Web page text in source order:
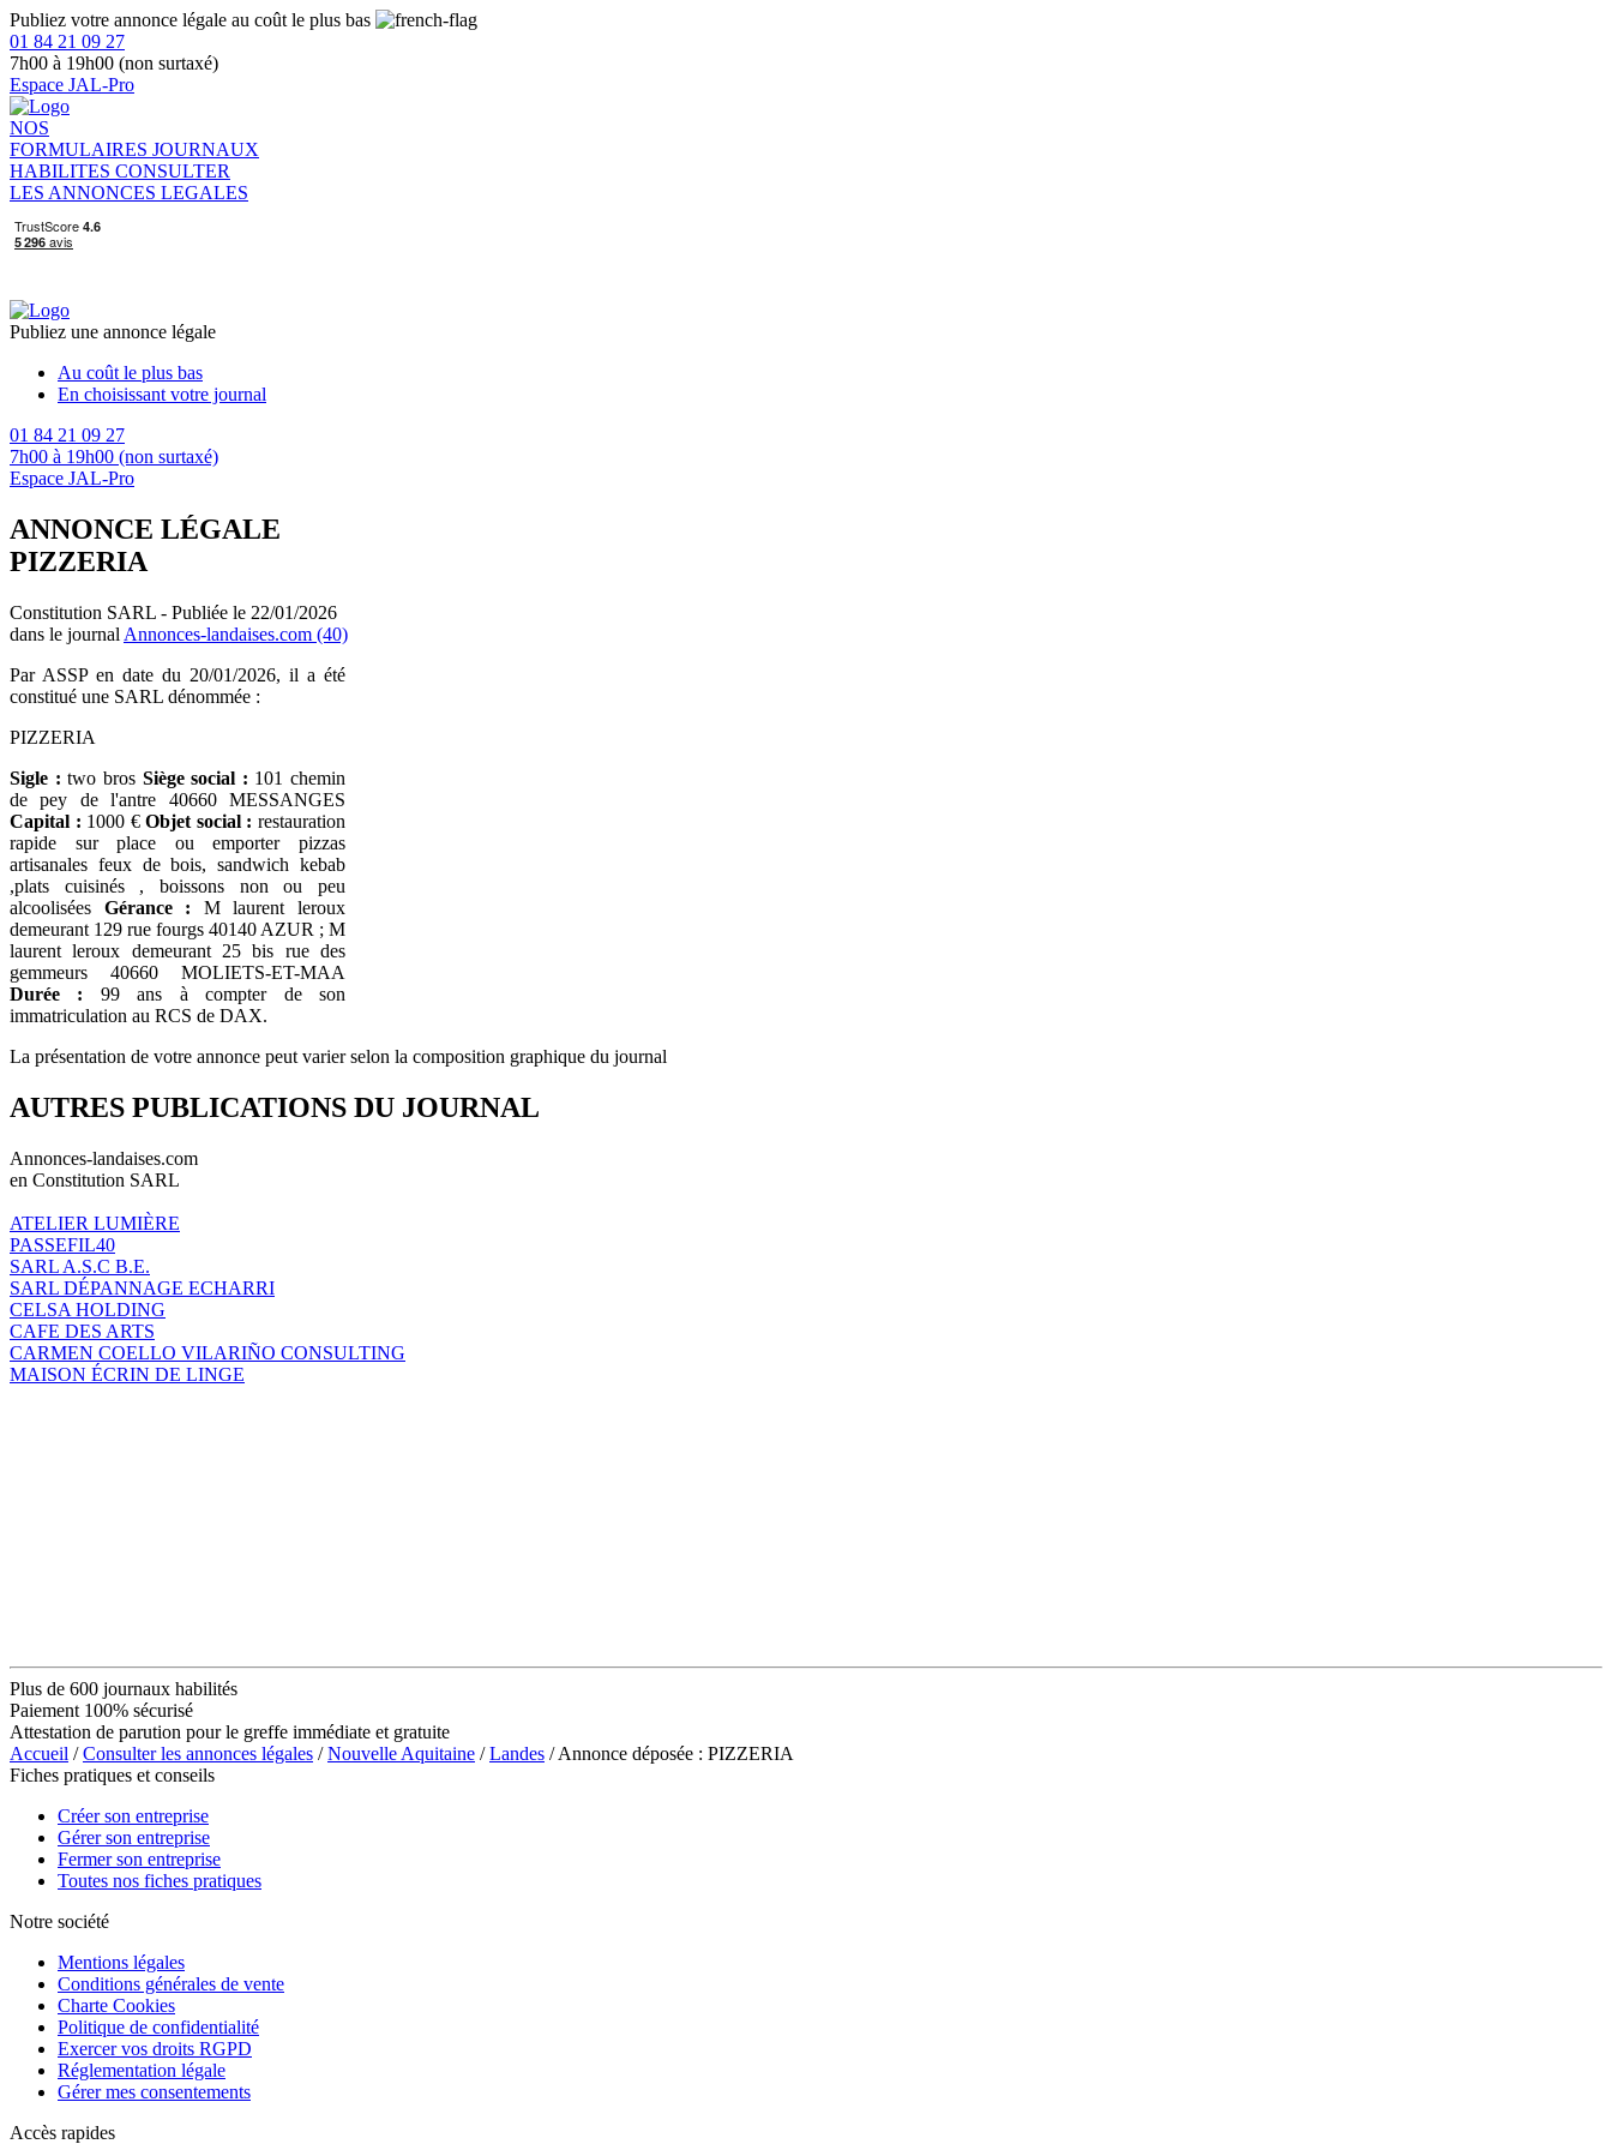
Publiez votre annonce légale au coût le plus bas
01 84 21 09 27
7h00 à 19h00 (non surtaxé)
Espace JAL-Pro
NOS
FORMULAIRES JOURNAUX
HABILITES CONSULTER
LES ANNONCES LEGALES
Publiez une annonce légale
Au coût le plus bas
En choisissant votre journal
01 84 21 09 27
7h00 à 19h00 (non surtaxé)
Espace JAL-Pro
ANNONCE LÉGALE
PIZZERIA
Constitution SARL - Publiée le 22/01/2026
dans le journal Annonces-landaises.com (40)
Par ASSP en date du 20/01/2026, il a été
constitué une SARL dénommée :
PIZZERIA
Sigle : two bros Siège social : 101 chemin
de pey de l'antre 40660 MESSANGES
Capital : 1000 €Objet social : restauration
rapide sur place ou emporter pizzas
artisanales feux de bois, sandwich kebab
,plats cuisinés , boissons non ou peu
alcoolisées Gérance : M laurent leroux
demeurant 129 rue fourgs 40140 AZUR ; M
laurent leroux demeurant 25 bis rue des
gemmeurs 40660 MOLIETS-ET-MAA
Durée : 99 ans à compter de son
immatriculation au RCS de DAX.
La présentation de votre annonce peut varier selon la composition graphique du journal
AUTRES PUBLICATIONS DU JOURNAL
Annonces-landaises.com
en Constitution SARL
ATELIER LUMIÈRE
PASSEFIL40
SARL A.S.C B.E.
SARL DÉPANNAGE ECHARRI
CELSA HOLDING
CAFE DES ARTS
CARMEN COELLO VILARIÑO CONSULTING
MAISON ÉCRIN DE LINGE
Plus de 600 journaux habilités
Paiement 100% sécurisé
Attestation de parution pour le greffe immédiate et gratuite
Accueil /Consulter les annonces légales /Nouvelle Aquitaine /Landes / Annonce déposée : PIZZERIA
Fiches pratiques et conseils
Créer son entreprise
Gérer son entreprise
Fermer son entreprise
Toutes nos fiches pratiques
Notre société
Mentions légales
Conditions générales de vente
Charte Cookies
Politique de confidentialité
Exercer vos droits RGPD
Réglementation légale
Gérer mes consentements
Accès rapides